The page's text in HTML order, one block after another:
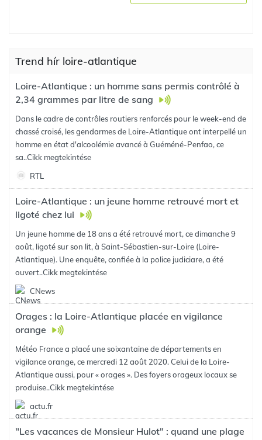
Trend hír loire-atlantique
Loire-Atlantique : un homme sans permis contrôlé à
2,34 grammes par litre de sang
Dans le cadre de contrôles routiers renforcés pour le week-end de
chassé croisé, les gendarmes de Loire-Atlantique ont interpellé un
homme en état d'alcoolémie avancé à Guéméné-Penfao, ce
sa..Cikk megtekintése
RTL
Loire-Atlantique : un jeune homme retrouvé mort et
ligoté chez lui
Un jeune homme de 18 ans a été retrouvé mort, ce dimanche 9
août, ligoté sur son lit, à Saint-Sébastien-sur-Loire (Loire-
Atlantique). Une enquête, confiée à la police judiciare, a été
ouvert..Cikk megtekintése
CNews
Orages : la Loire-Atlantique placée en vigilance
orange
Météo France a placé une soixantaine de départements en
vigilance orange, ce mercredi 12 août 2020. Celui de la Loire-
Atlantique aussi, pour « orages ». Des foyers orageux locaux se
produise..Cikk megtekintése
actu.fr
"Les vacances de Monsieur Hulot" : quand une plage